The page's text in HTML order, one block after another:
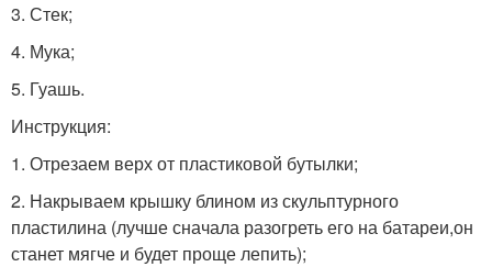
3. Стек;
4. Мука;
5. Гуашь.
Инструкция:
1. Отрезаем верх от пластиковой бутылки;
2. Накрываем крышку блином из скульптурного
пластилина (лучше сначала разогреть его на батареи,он
станет мягче и будет проще лепить);